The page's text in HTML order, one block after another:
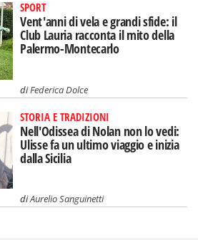
SPORT
Vent'anni di vela e grandi sfide: il
Club Lauria racconta il mito della
Palermo-Montecarlo
diFederica Dolce
STORIA E TRADIZIONI
Nell'Odissea di Nolan non lo vedi:
Ulisse fa un ultimo viaggio e inizia
dalla Sicilia
diAurelio Sanguinetti